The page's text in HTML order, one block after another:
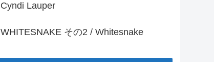
Cyndi Lauper
WHITESNAKE その2 / Whitesnake